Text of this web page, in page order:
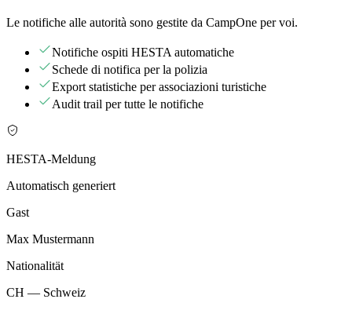
Le notifiche alle autorità sono gestite da CampOne per voi.
Notifiche ospiti HESTA automatiche
Schede di notifica per la polizia
Export statistiche per associazioni turistiche
Audit trail per tutte le notifiche
HESTA-Meldung
Automatisch generiert
Gast
Max Mustermann
Nationalität
CH — Schweiz